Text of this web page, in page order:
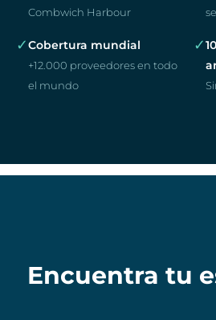
Combwich Harbour
✓Cobertura mundial
+12.000 proveedores en todo
el mundo
✓
Encuentra tu